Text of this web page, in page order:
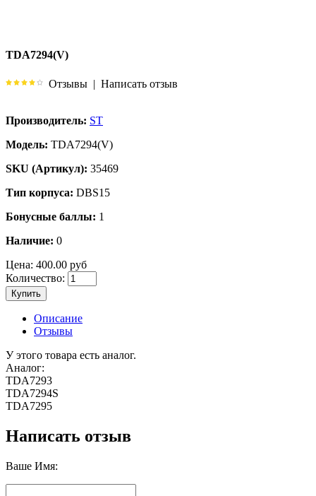
TDA7294(V)
Отзывы | Написать отзыв
Производитель: ST
Модель: TDA7294(V)
SKU (Артикул): 35469
Тип корпуса: DBS15
Бонусные баллы: 1
Наличие: 0
Цена: 400.00 руб
Количество:
Купить
Описание
Отзывы
У этого товара есть аналог.
Аналог:
TDA7293
TDA7294S
TDA7295
Написать отзыв
Ваше Имя: